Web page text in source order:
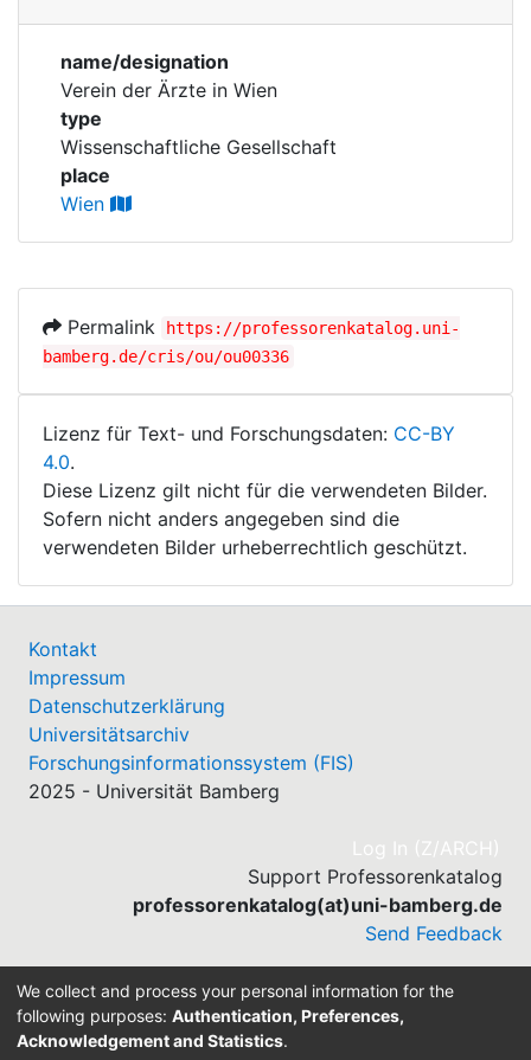
Corporations
Historic matricle
registry
name/designation
Verein der Ärzte in Wien
type
Wissenschaftliche Gesellschaft
place
Wien
Permalink
https://professorenkatalog.uni-
bamberg.de/cris/ou/ou00336
Lizenz für Text- und Forschungsdaten: CC-BY
4.0.
Diese Lizenz gilt nicht für die verwendeten Bilder.
Sofern nicht anders angegeben sind die
verwendeten Bilder urheberrechtlich geschützt.
Kontakt
Impressum
Datenschutzerklärung
Universitätsarchiv
Forschungsinformationssystem (FIS)
2025 - Universität Bamberg
Log In (Z/ARCH)
Support Professorenkatalog
professorenkatalog(at)uni-bamberg.de
Send Feedback
Built withDSpace-CRIS software
We collect and process your personal information for the
following purposes: Authentication, Preferences,
Acknowledgement and Statistics.